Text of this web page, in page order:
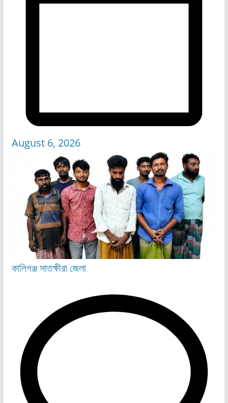
August 6, 2026
কালিগঞ্জসাতক্ষীরা জেলা